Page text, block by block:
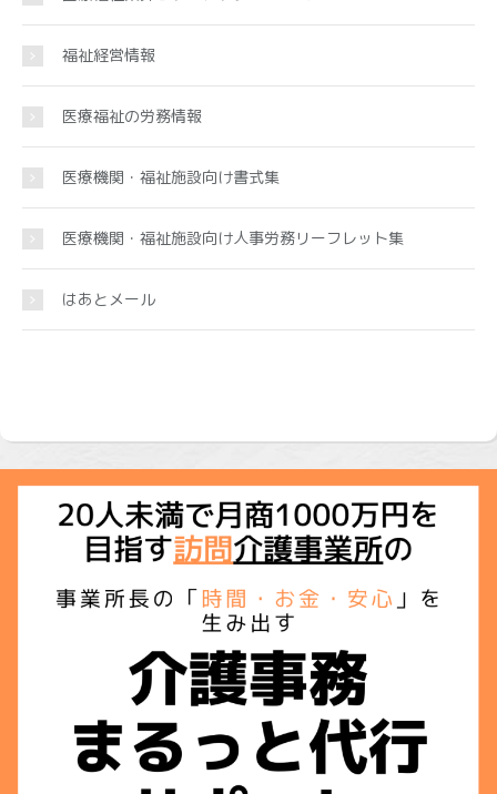
福祉経営情報
医療福祉の労務情報
医療機関・福祉施設向け書式集
医療機関・福祉施設向け人事労務リーフレット集
はあとメール